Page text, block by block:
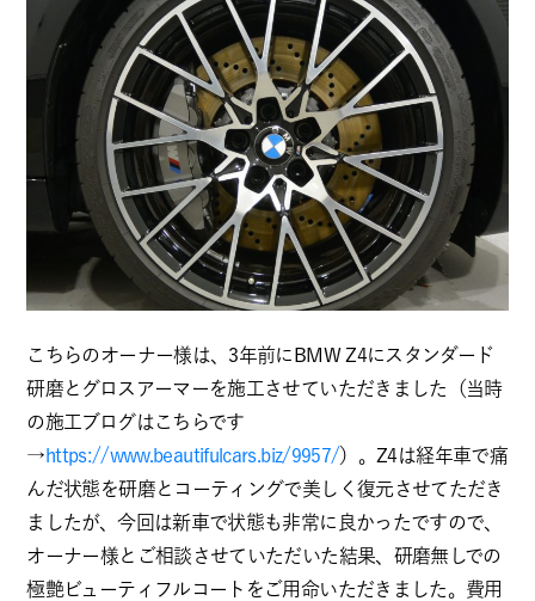
こちらのオーナー様は、3年前にBMW Z4にスタンダード
研磨とグロスアーマーを施工させていただきました（当時
の施工ブログはこちらです
→https://www.beautifulcars.biz/9957/）。Z4は経年車で痛
んだ状態を研磨とコーティングで美しく復元させてただき
ましたが、今回は新車で状態も非常に良かったですので、
オーナー様とご相談させていただいた結果、研磨無しでの
極艶ビューティフルコートをご用命いただきました。費用